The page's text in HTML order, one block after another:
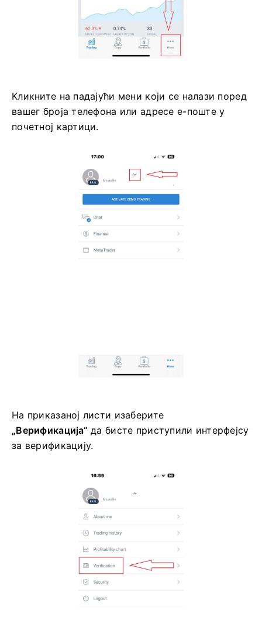
Кликните на падајући мени који се налази поред
вашег броја телефона или адресе е-поште у
почетној картици.
На приказаној листи изаберите
„Верификација“ да бисте приступили интерфејсу
за верификацију.